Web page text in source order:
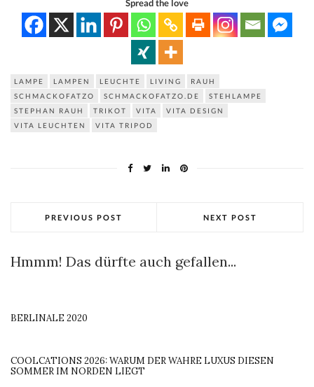
Spread the love
LAMPE LAMPEN LEUCHTE LIVING
RAUH
SCHMACKOFATZO
SCHMACKOFATZO.DE
STEHLAMPE
STEPHAN RAUH
TRIKOT VITA
VITA DESIGN
VITA LEUCHTEN
VITA TRIPOD
PREVIOUS POST NEXT POST
Hmmm! Das dürfte auch gefallen...
BERLINALE 2020
COOLCATIONS 2026: WARUM DER WAHRE LUXUS DIESEN
SOMMER IM NORDEN LIEGT